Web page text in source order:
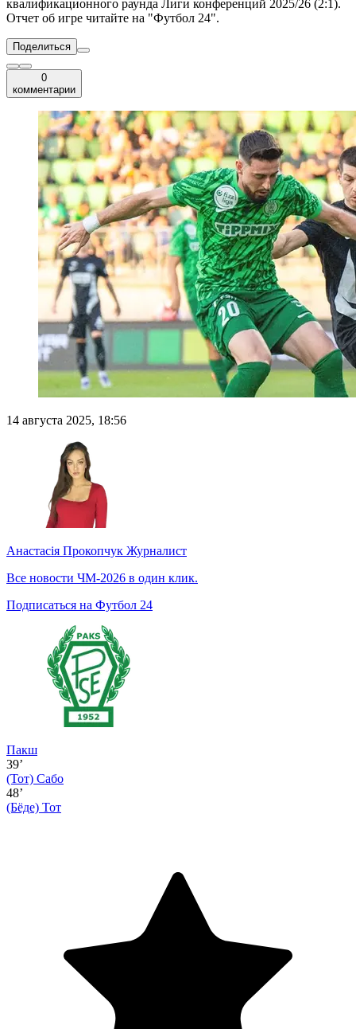
квалификационного раунда Лиги конференций 2025/26 (2:1).
Отчет об игре читайте на "Футбол 24".
Поделиться
0
комментарии
14 августа 2025, 18:56
Анастасія Прокопчук Журналист
Все новости ЧМ-2026 в один клик.
Подписаться на Футбол 24
Пакш
39’
(Тот) Сабо
48’
(Бёде) Тот